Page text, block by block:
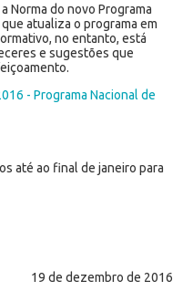
Norma do novo Programa
atualiza o programa em
no entanto, está
e sugestões que
- Programa Nacional de
até ao final de janeiro para
19 de dezembro de 2016